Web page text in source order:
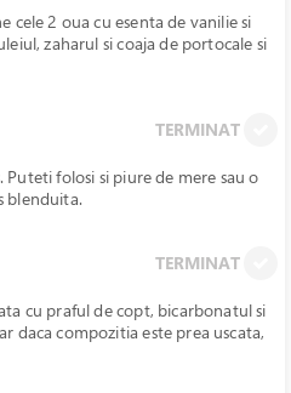
2 oua cu esenta de vanilie si
zaharul si coaja de portocale si
TERMINAT
folosi si piure de mere sau o
blenduita.
TERMINAT
cu praful de copt, bicarbonatul si
daca compozitia este prea uscata,